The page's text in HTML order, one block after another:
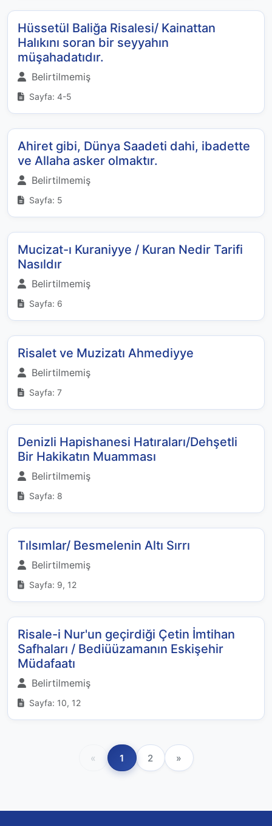
Hüssetül Baliğa Risalesi/ Kainattan
Halıkını soran bir seyyahın
müşahadatıdır.
Belirtilmemiş
Sayfa: 4-5
Ahiret gibi, Dünya Saadeti dahi, ibadette
ve Allaha asker olmaktır.
Belirtilmemiş
Sayfa: 5
Mucizat-ı Kuraniyye / Kuran Nedir Tarifi
Nasıldır
Belirtilmemiş
Sayfa: 6
Risalet ve Muzizatı Ahmediyye
Belirtilmemiş
Sayfa: 7
Denizli Hapishanesi Hatıraları/Dehşetli
Bir Hakikatın Muamması
Belirtilmemiş
Sayfa: 8
Tılsımlar/ Besmelenin Altı Sırrı
Belirtilmemiş
Sayfa: 9, 12
Risale-i Nur'un geçirdiği Çetin İmtihan
Safhaları / Bediüüzamanın Eskişehir
Müdafaatı
Belirtilmemiş
Sayfa: 10, 12
« 1 2 »